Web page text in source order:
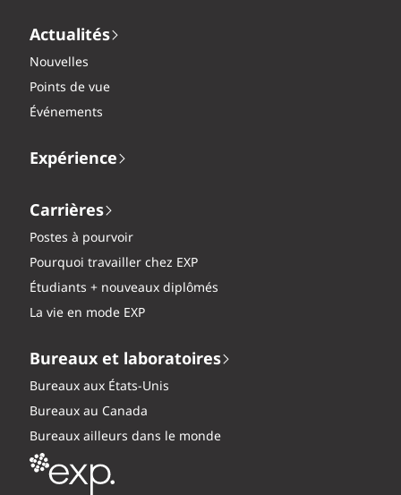
Actualités
Nouvelles
Points de vue
Événements
Expérience
Carrières
Postes à pourvoir
Pourquoi travailler chez EXP
Étudiants + nouveaux diplômés
La vie en mode EXP
Bureaux et laboratoires
Bureaux aux États-Unis
Bureaux au Canada
Bureaux ailleurs dans le monde